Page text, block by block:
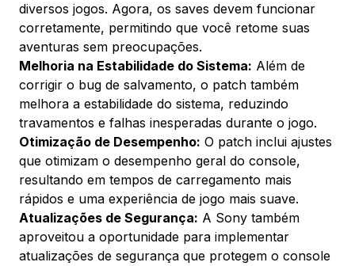
diversos jogos. Agora, os saves devem funcionar
corretamente, permitindo que você retome suas
aventuras sem preocupações.
Melhoria na Estabilidade do Sistema: Além de
corrigir o bug de salvamento, o patch também
melhora a estabilidade do sistema, reduzindo
travamentos e falhas inesperadas durante o jogo.
Otimização de Desempenho: O patch inclui ajustes
que otimizam o desempenho geral do console,
resultando em tempos de carregamento mais
rápidos e uma experiência de jogo mais suave.
Atualizações de Segurança: A Sony também
aproveitou a oportunidade para implementar
atualizações de segurança que protegem o console